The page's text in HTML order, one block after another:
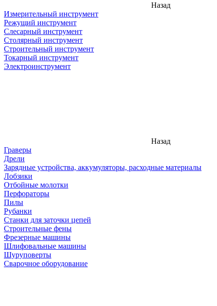
Назад
Измерительный инструмент
Режущий инструмент
Слесарный инструмент
Столярный инструмент
Строительный инструмент
Токарный инструмент
Электроинструмент
Назад
Граверы
Дрели
Зарядные устройства, аккумуляторы, расходные материалы
Лобзики
Отбойные молотки
Перфораторы
Пилы
Рубанки
Станки для заточки цепей
Строительные фены
Фрезерные машины
Шлифовальные машины
Шуруповерты
Сварочное оборудование